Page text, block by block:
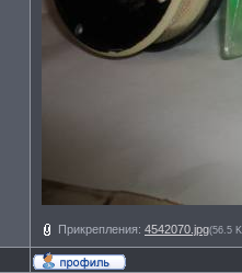
Прикрепления: 4542070.jpg(56.5